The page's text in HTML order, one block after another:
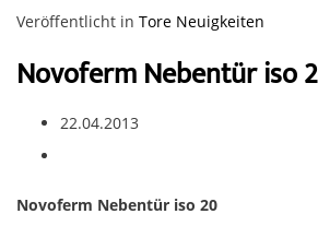
Veröffentlicht in Tore Neuigkeiten
Novoferm Nebentür iso
22.04.2013
Novoferm Nebentür iso 20